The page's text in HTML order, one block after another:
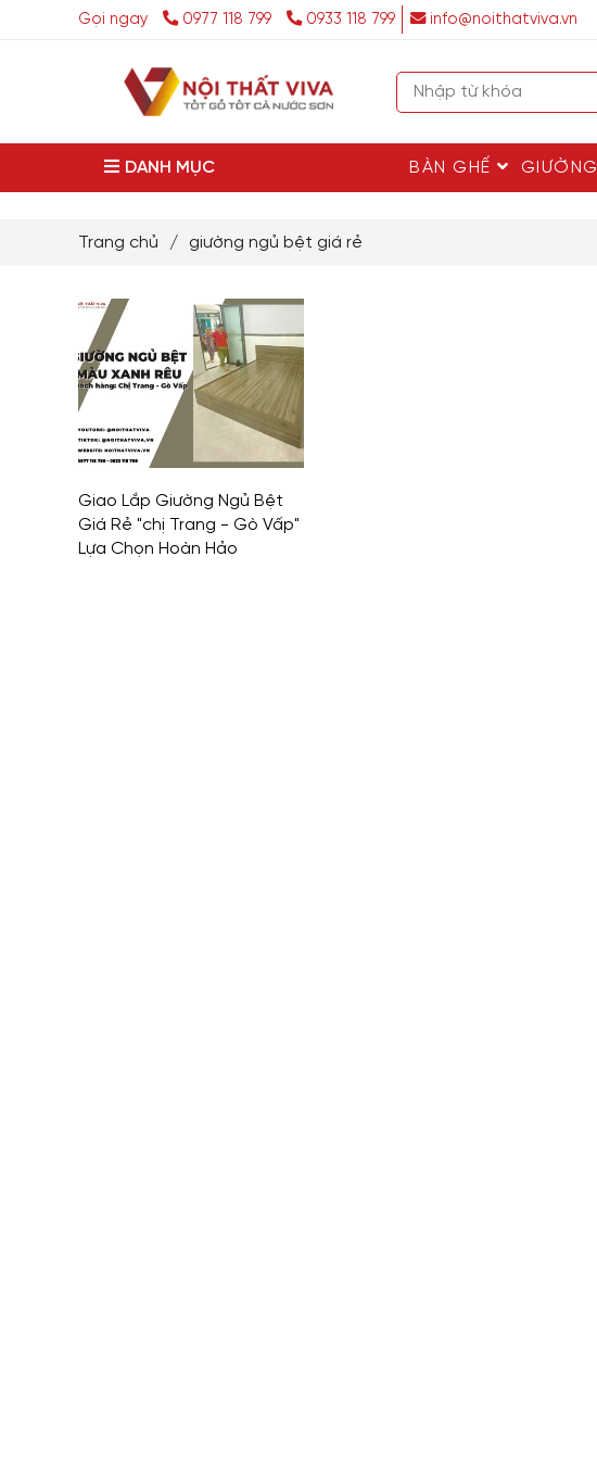
Gọi ngay 0977 118 799 0933 118 799 info@noithatviva.vn
DANH MỤC BÀN GHẾ GIƯỜNG
Trang chủ / giường ngủ bệt giá rẻ
Giao Lắp Giường Ngủ Bệt
Giá Rẻ "chị Trang - Gò Vấp"
Lựa Chọn Hoàn Hảo